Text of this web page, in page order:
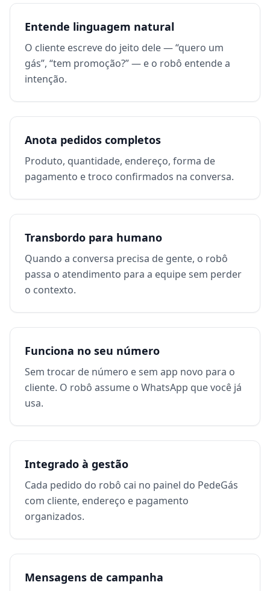
Entende linguagem natural
O cliente escreve do jeito dele — “quero um
gás”, “tem promoção?” — e o robô entende a
intenção.
Anota pedidos completos
Produto, quantidade, endereço, forma de
pagamento e troco confirmados na conversa.
Transbordo para humano
Quando a conversa precisa de gente, o robô
passa o atendimento para a equipe sem perder
o contexto.
Funciona no seu número
Sem trocar de número e sem app novo para o
cliente. O robô assume o WhatsApp que você já
usa.
Integrado à gestão
Cada pedido do robô cai no painel do PedeGás
com cliente, endereço e pagamento
organizados.
Mensagens de campanha